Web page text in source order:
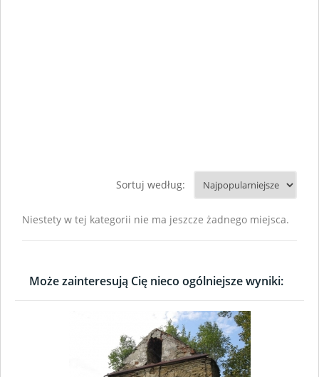
Sortuj według:
Niestety w tej kategorii nie ma jeszcze żadnego miejsca.
Może zainteresują Cię nieco ogólniejsze wyniki: